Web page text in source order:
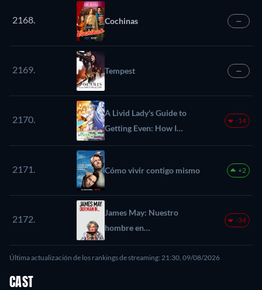
2168. Cochinas —
2169. Tempest —
2170.
A Livid Lady's Guide to
Getting Even: How I
Crushed My Homeland
-14
2171. Cómo vivir contigo mismo +2
2172.
James May: Nuestro
hombre en…
-34
Última actualización de los rankings de streaming: 21:30, 09/08/2026
CAST